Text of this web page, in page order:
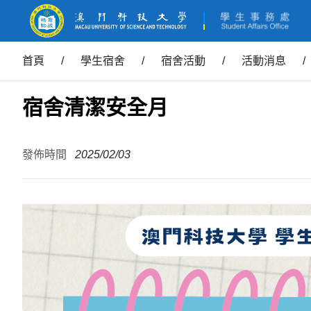
首頁 / 學生宿舍 / 宿舍活動 / 活動消息 /
宿舍清潔安全月
發佈時間 2025/02/03